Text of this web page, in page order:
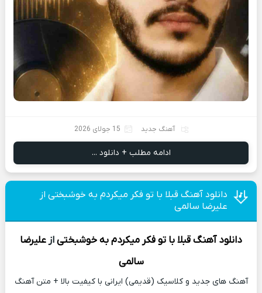
آهنگ جدید 15 جولای 2026
ادامه مطلب + دانلود ...
دانلود آهنگ قبلا با تو فکر میکردم به خوشبختی از
علیرضا سالمی
دانلود آهنگقبلا با تو فکر میکردم به خوشبختیازعلیرضا
سالمی
آهنگ های جدید و کلاسیک (قدیمی) ایرانی با کیفیت بالا + متن آهنگ